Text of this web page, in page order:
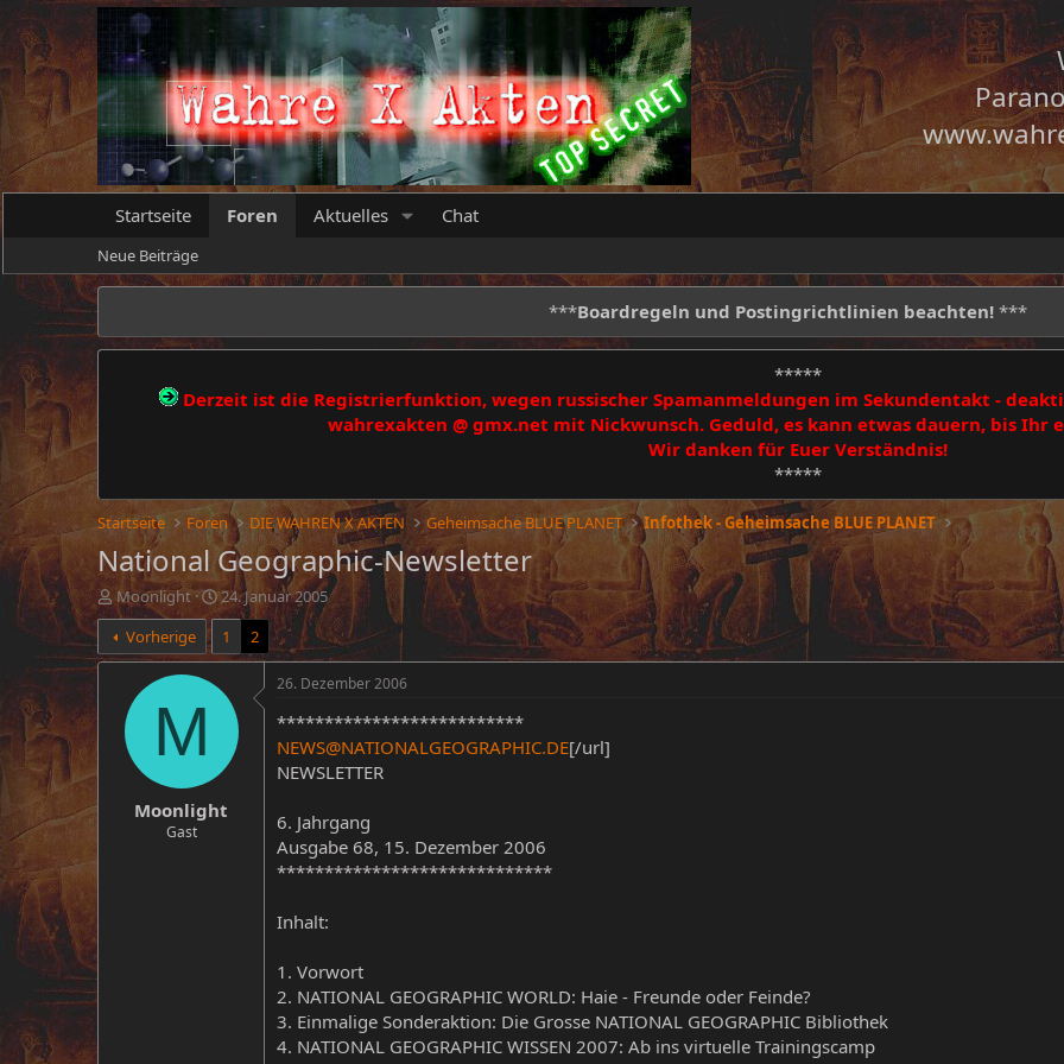
Startseite Foren Aktuelles Chat
Neue Beiträge
***Boardregeln und Postingrichtlinien beachten! ***
*****
Derzeit ist die Registrierfunktion, wegen russischer Spamanmeldungen im Sekundentakt -
wahrexakten @ gmx.net mit Nickwunsch. Geduld, es kann etwas dauern, bis Ihr
Wir danken für Euer Verständnis!
*****
Startseite Foren DIE WAHREN X AKTEN Geheimsache BLUE PLANET Infothek - Geheimsache BLUE PLANET
National Geographic-Newsletter
E
r
s
t
Moonlight
E
r
s
t
a
24. Januar 2005
Vorherige
1 2
M
Moonlight
Gast
26. Dezember 2006
**************************
NEWS@NATIONALGEOGRAPHIC.DE[/url]
NEWSLETTER
6. Jahrgang
Ausgabe 68, 15. Dezember 2006
*****************************
Inhalt:
1. Vorwort
2. NATIONAL GEOGRAPHIC WORLD: Haie - Freunde oder Feinde?
3. Einmalige Sonderaktion: Die Grosse NATIONAL GEOGRAPHIC Bibliothek
4. NATIONAL GEOGRAPHIC WISSEN 2007: Ab ins virtuelle Trainingscamp